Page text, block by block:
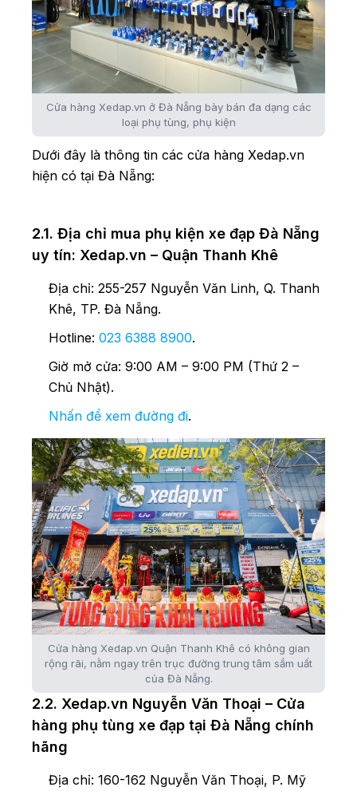
Cửa hàng Xedap.vn ở Đà Nẵng bày bán đa dạng các
loại phụ tùng, phụ kiện
Dưới đây là thông tin các cửa hàng Xedap.vn
hiện có tại Đà Nẵng:
2.1. Địa chỉ mua phụ kiện xe đạp Đà Nẵng
uy tín: Xedap.vn – Quận Thanh Khê
Địa chỉ: 255-257 Nguyễn Văn Linh, Q. Thanh
Khê, TP. Đà Nẵng.
Hotline: 023 6388 8900.
Giờ mở cửa: 9:00 AM – 9:00 PM (Thứ 2 –
Chủ Nhật).
Nhấn để xem đường đi.
Cửa hàng Xedap.vn Quận Thanh Khê có không gian
rộng rãi, nằm ngay trên trục đường trung tâm sầm uất
của Đà Nẵng.
2.2. Xedap.vn Nguyễn Văn Thoại – Cửa
hàng phụ tùng xe đạp tại Đà Nẵng chính
hãng
Địa chỉ: 160-162 Nguyễn Văn Thoại, P. Mỹ